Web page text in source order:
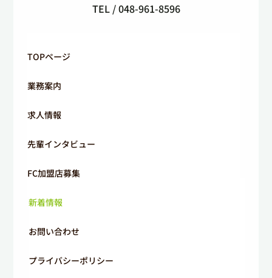
TEL / 048-961-8596
TOPページ
業務案内
求人情報
先輩インタビュー
FC加盟店募集
新着情報
お問い合わせ
プライバシーポリシー